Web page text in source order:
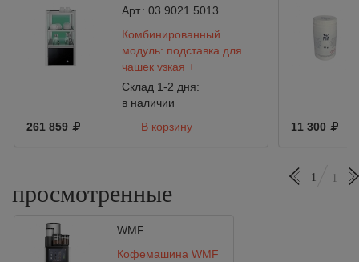
Арт.:03.9021.5013
Комбинированный
модуль: подставка для
чашек узкая +
холодильник WMF
Склад 1-2 дня:
в наличии
261 859
В корзину 11 300
просмотренные
1 1
WMF
Кофемашина WMF